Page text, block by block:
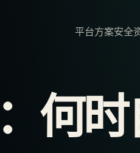
平台方案安全
何